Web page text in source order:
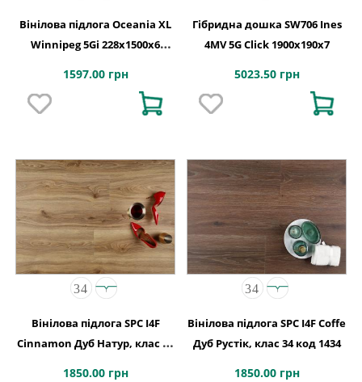
Вінілова підлога Oceania XL
Winnipeg 5Gi 228x1500х6
1597.00 грн
Гібридна дошка SW706 Ines
4MV 5G Click 1900x190x7
5023.50 грн
Вінілова підлога SPC I4F
Cinnamon Дуб Натур, клас 34
1850.00 грн
Вінілова підлога SPC I4F Coffe
Дуб Рустік, клас 34 код 1434
1850.00 грн